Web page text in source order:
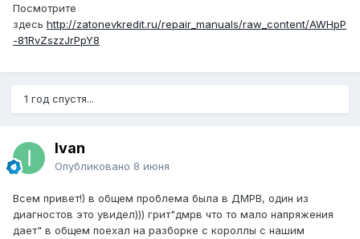
Посмотрите
здесь http://zatonevkredit.ru/repair_manuals/raw_content/AWHpP
-81RvZszzJrPpY8
1 год спустя...
Ivan
Опубликовано 8 июня
Всем привет!) в общем проблема была в ДМРВ, один из
диагностов это увидел))) грит"дмрв что то мало напряжения
дает" в общем поехал на разборке с короллы с нашим